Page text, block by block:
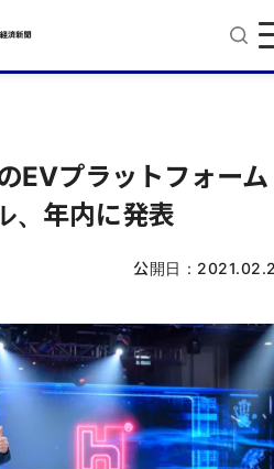
EVプラットフォーム
、年内に発表
公開日：